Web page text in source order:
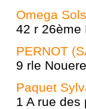
Omega Sols
42 r 26ème
PERNOT
9 rle
Paquet
1 A rue des